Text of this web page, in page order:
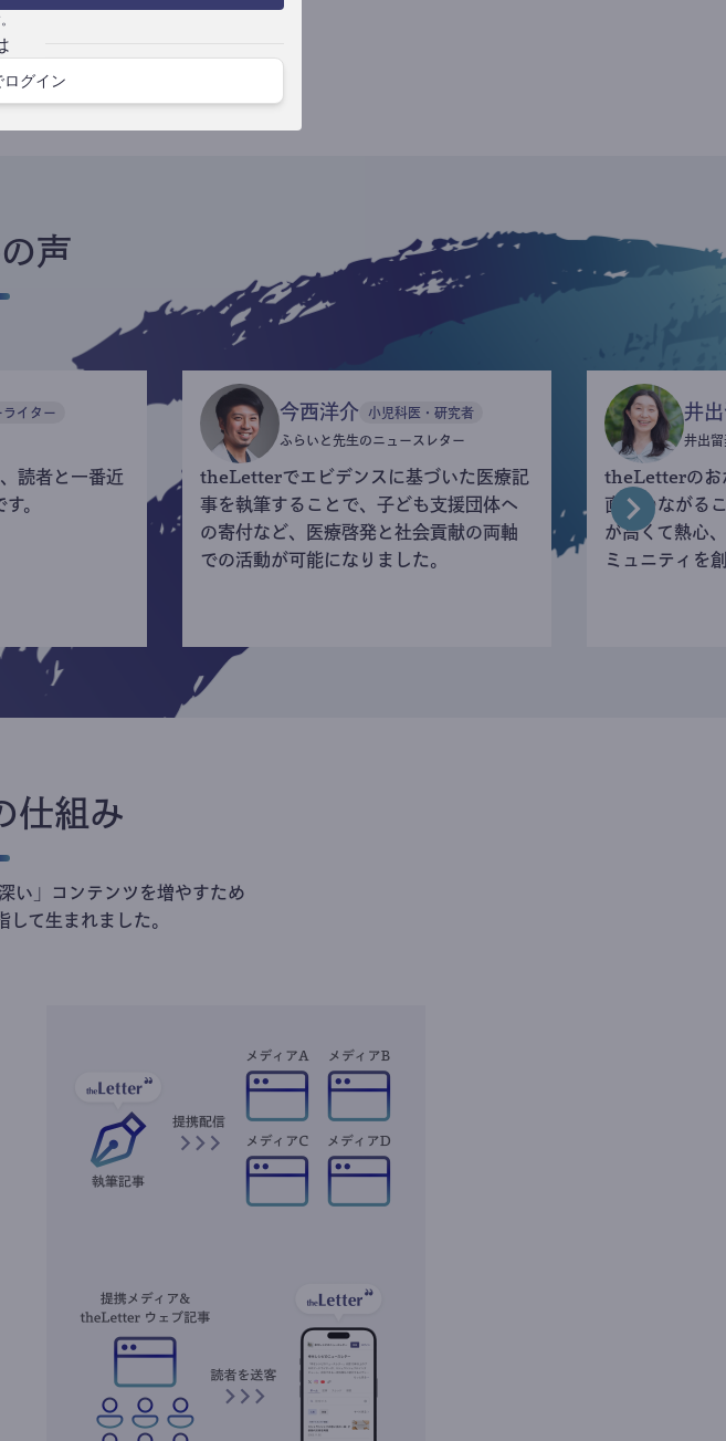
グイン
声
ライター
読者と一番近
。
今西洋介 小児科医・研究者
ふらいと先生のニュースレター
theLetterでエビデンスに基づいた医療記
事を執筆することで、子ども支援団体へ
の寄付など、医療啓発と社会貢献の両軸
での活動が可能になりました。
井
井出
theLetterのお
直接つながる
が高くて熱心
ミュニティを
仕組み
い」コンテンツを増やすため
て生まれました。